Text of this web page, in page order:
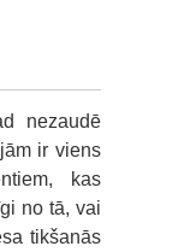
nezaudē
ir viens
kas
no tā, vai
tikšanās